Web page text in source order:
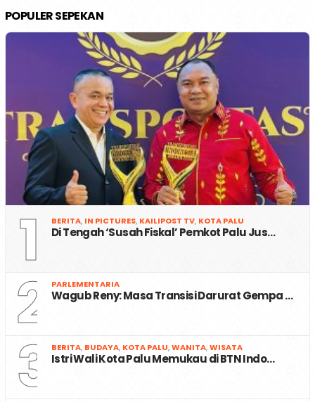
POPULER SEPEKAN
1 BERITA, IN PICTURES, KAILIPOST TV, KOTA PALU
Di Tengah ‘Susah Fiskal’ Pemkot Palu Jus…
2 PARLEMENTARIA
Wagub Reny: Masa Transisi Darurat Gempa …
3 BERITA, BUDAYA, KOTA PALU,WANITA,WISATA
Istri Wali Kota Palu Memukau di BTN Indo…